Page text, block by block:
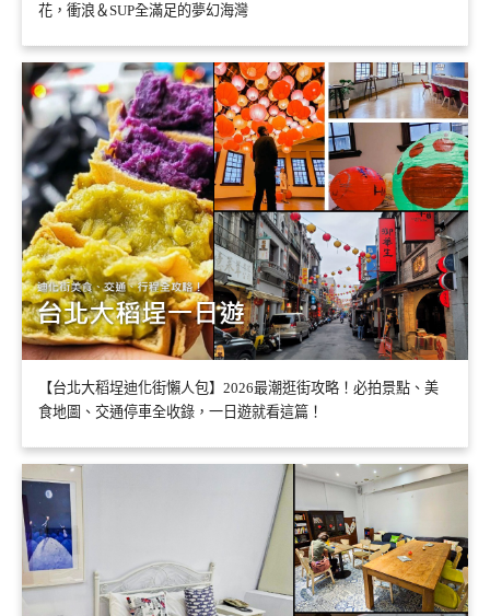
花，衝浪＆SUP全滿足的夢幻海灣
【台北大稻埕迪化街懶人包】2026最潮逛街攻略！必拍景點、美
食地圖、交通停車全收錄，一日遊就看這篇！